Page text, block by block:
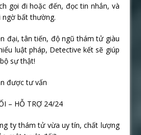
gọi đi hoặc đến, đọc tin nhắn, và
ngờ bất thường.
đại, tân tiến, độ ngũ thám tử giàu
luật pháp, Detective kết sẽ giúp
sự thật!
được tư vấn
– HỖ TRỢ 24/24
ty thám tử vừa uy tín, chất lượng